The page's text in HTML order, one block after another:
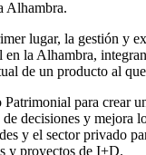
Alhambra.
lugar, la gestión y
la Alhambra,
de un producto al
para crear
decisiones y
y el sector privado
y proyectos de I+D.